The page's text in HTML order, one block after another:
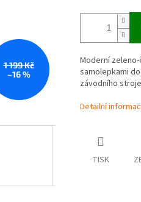
1 199 Kč
–16 %
Moderní
samolepkami
závodního
Detailní
TISK